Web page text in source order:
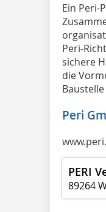
Ein Peri-
Peri-
sichere
die
Peri
PERI
89264